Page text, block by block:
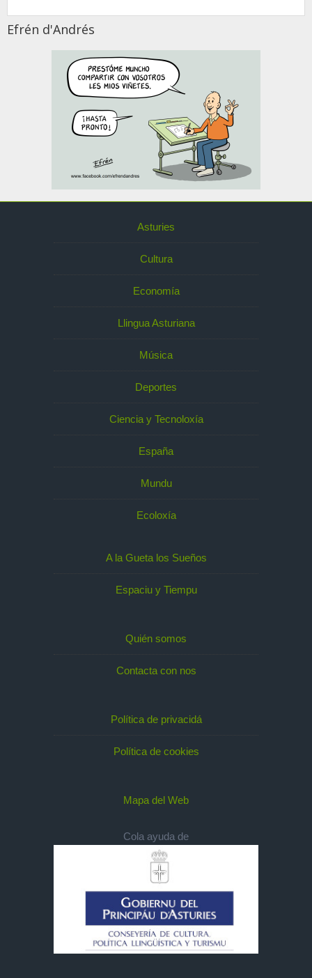
Efrén d'Andrés
Asturies
Cultura
Economía
Llingua Asturiana
Música
Deportes
Ciencia y Tecnoloxía
España
Mundu
Ecoloxía
A la Gueta los Sueños
Espaciu y Tiempu
Quién somos
Contacta con nos
Política de privacidá
Política de cookies
Mapa del Web
Cola ayuda de